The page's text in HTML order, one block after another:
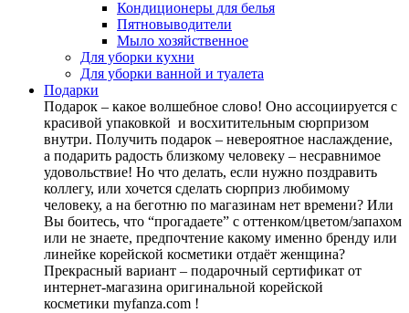
Кондиционеры для белья
Пятновыводители
Мыло хозяйственное
Для уборки кухни
Для уборки ванной и туалета
Подарки
Подарок – какое волшебное слово! Оно ассоциируется с
красивой упаковкой и восхитительным сюрпризом
внутри. Получить подарок – невероятное наслаждение,
а подарить радость близкому человеку – несравнимое
удовольствие! Но что делать, если нужно поздравить
коллегу, или хочется сделать сюрприз любимому
человеку, а на беготню по магазинам нет времени? Или
Вы боитесь, что “прогадаете” с оттенком/цветом/запахом
или не знаете, предпочтение какому именно бренду или
линейке корейской косметики отдаёт женщина?
Прекрасный вариант – подарочный сертификат от
интернет-магазина оригинальной корейской
косметики myfanza.com !